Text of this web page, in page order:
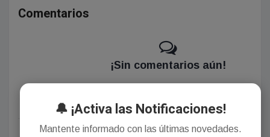
Comentarios
¡Sin comentarios aún!
🔔 ¡Activa las Notificaciones!
Mantente informado con las últimas novedades.